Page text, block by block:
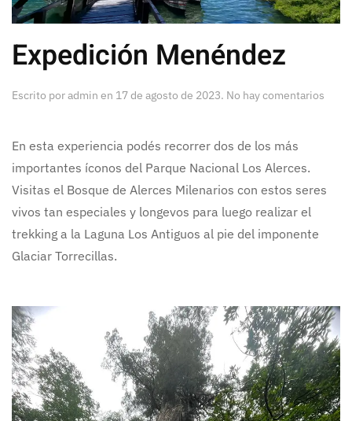
Expedición Menéndez
Escrito poradmin en 17 de agosto de 2023. No hay comentarios
En esta experiencia podés recorrer dos de los más
importantes íconos del Parque Nacional Los Alerces.
Visitas el Bosque de Alerces Milenarios con estos seres
vivos tan especiales y longevos para luego realizar el
trekking a la Laguna Los Antiguos al pie del imponente
Glaciar Torrecillas.